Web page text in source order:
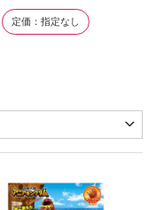
定価 指定なし